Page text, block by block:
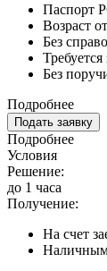
Паспорт
Возраст
Без
Требуется
Без
Подробнее
Подать заявку
Подробнее
Условия
Решение:
до 1 часа
Получение:
На счет